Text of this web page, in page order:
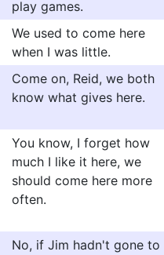
play games.
We used to come here
when I was little.
Come on, Reid, we both
know what gives here.
You know, I forget how
much I like it here, we
should come here more
often.
No, if Jim hadn't gone to